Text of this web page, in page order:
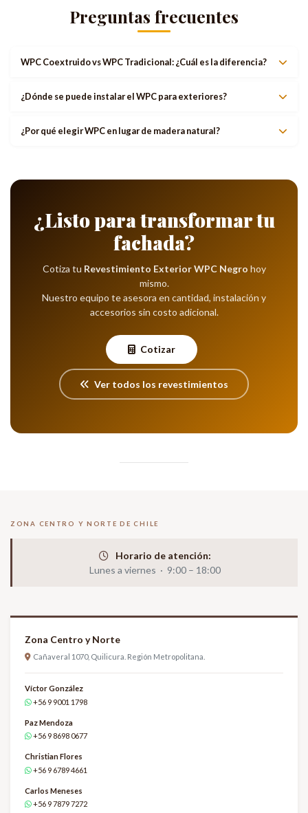
Preguntas frecuentes
WPC Coextruido vs WPC Tradicional: ¿Cuál es la diferencia?
¿Dónde se puede instalar el WPC para exteriores?
¿Por qué elegir WPC en lugar de madera natural?
¿Listo para transformar tu
fachada?
Cotiza tu Revestimiento Exterior WPC Negro hoy
mismo.
Nuestro equipo te asesora en cantidad, instalación y
accesorios sin costo adicional.
Cotizar
Ver todos los revestimientos
ZONA CENTRO Y NORTE DE CHILE
Horario de atención:
Lunes a viernes · 9:00 – 18:00
Zona Centro y Norte
Cañaveral 1070, Quilicura. Región Metropolitana.
Víctor González
+56 9 9001 1798
Paz Mendoza
+56 9 8698 0677
Christian Flores
+56 9 6789 4661
Carlos Meneses
+56 9 7879 7272